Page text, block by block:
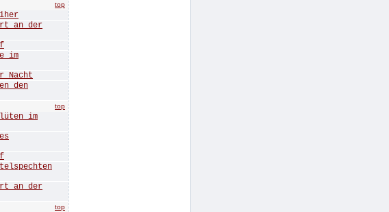
top
an der
im
den
top
im
an der
top